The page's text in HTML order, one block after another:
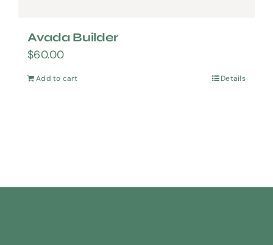
Avada Builder
$60.00
Add to cart Details